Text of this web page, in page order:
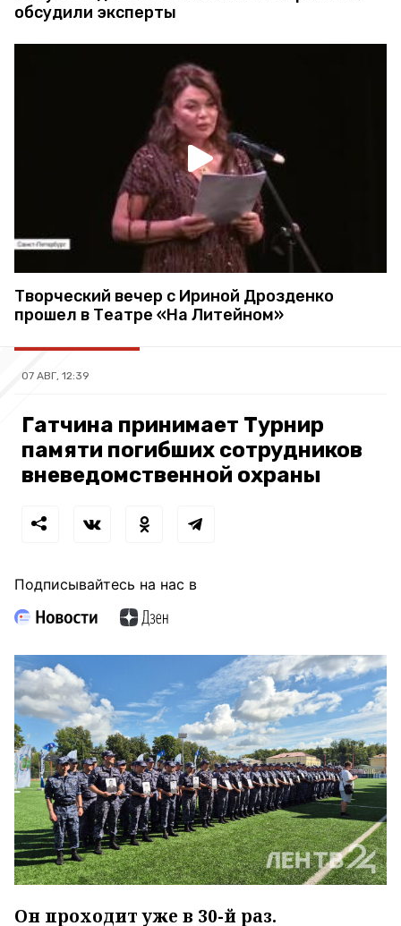
обсудили эксперты
Творческий вечер с Ириной Дрозденко
прошел в Театре «На Литейном»
07 АВГ, 12:39
Гатчина принимает Турнир
памяти погибших сотрудников
вневедомственной охраны
Подписывайтесь на нас в
Он проходит уже в 30-й раз.